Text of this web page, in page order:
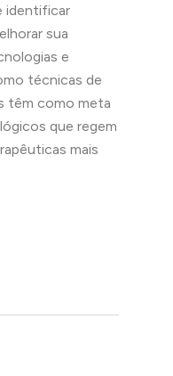
identificar
sua
e
técnicas de
têm como meta
que regem
mais